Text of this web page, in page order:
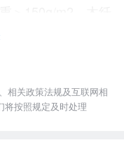
万美元。
01月出口额为
相关政策法规及互联网相
将按照规定及时处理